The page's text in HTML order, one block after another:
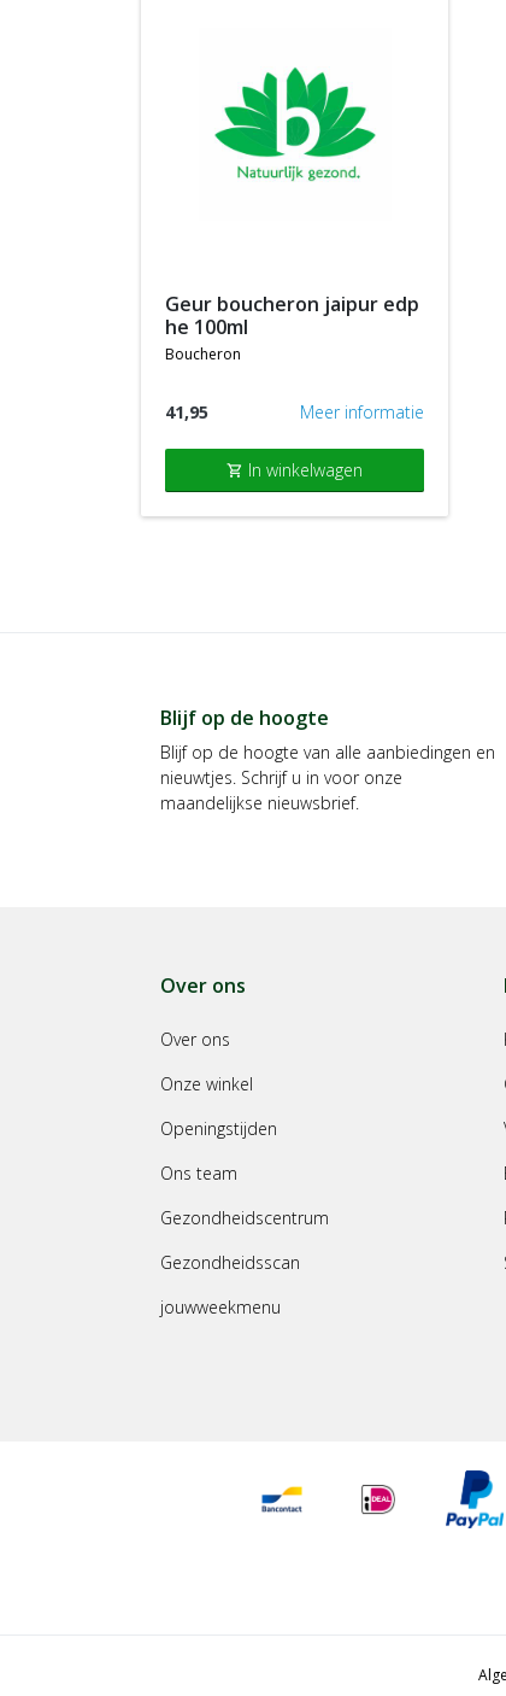
geur boucheron jaipur edp
he 100ml
boucheron
41,95 Meer informatie
shopping_cart In winkelwagen
Blijf op de hoogte
Blijf op de hoogte van alle aanbiedingen en
nieuwtjes. Schrijf u in voor onze
maandelijkse nieuwsbrief.
Over ons
Over ons
Onze winkel
Openingstijden
Ons team
Gezondheidscentrum
Gezondheidsscan
jouwweekmenu